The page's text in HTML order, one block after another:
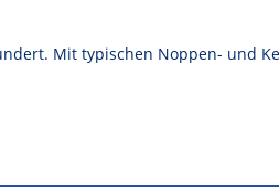
Mit typischen Noppen- und